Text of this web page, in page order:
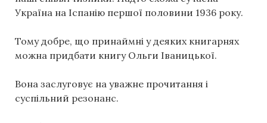
Україна на Іспанію першої половини 1936 року.
Тому добре, що принаймні у деяких книгарнях
можна придбати книгу Ольги Іваницької.
Вона заслуговує на уважне прочитання і
суспільний резонанс.